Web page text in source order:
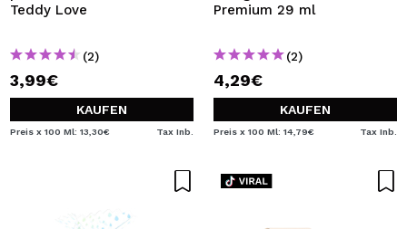
Teddy Love
(2)
3,99€
KAUFEN
Preis x 100 Ml: 13,30€ Tax Inb.
Premium 29 ml
(2)
4,29€
KAUFEN
Preis x 100 Ml: 14,79€ Tax Inb.